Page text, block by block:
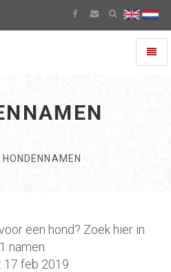
HONDENNAMEN
een hond? Zoek hier in
namen.
17 feb 2019